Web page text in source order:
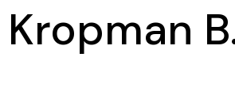
Kropman